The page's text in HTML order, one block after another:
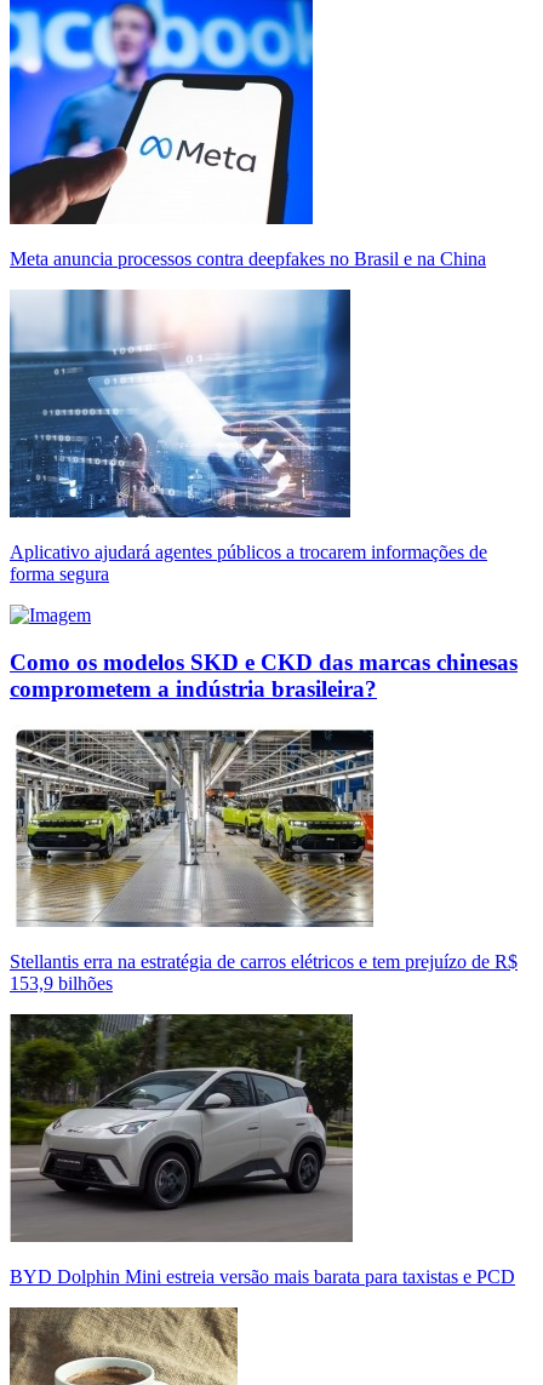
Meta anuncia processos contra deepfakes no Brasil e na China
Aplicativo ajudará agentes públicos a trocarem informações de
forma segura
Como os modelos SKD e CKD das marcas chinesas
comprometem a indústria brasileira?
Stellantis erra na estratégia de carros elétricos e tem prejuízo de R$
153,9 bilhões
BYD Dolphin Mini estreia versão mais barata para taxistas e PCD